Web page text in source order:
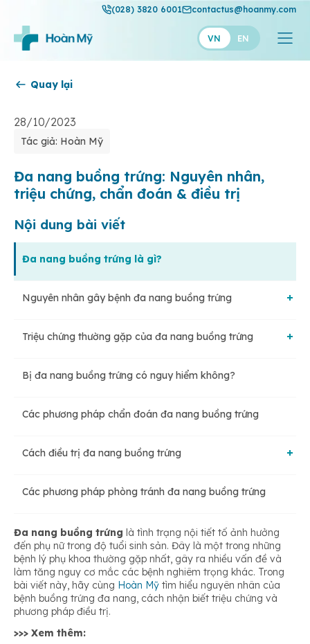
(028) 3820 6001 contactus@hoanmy.com
VN EN
Thuận Mỹ
Quay lại
28/10/2023
Tác giả: Hoàn Mỹ
Đa nang buồng trứng: Nguyên nhân,
triệu chứng, chẩn đoán & điều trị
Nội dung bài viết
Đa nang buồng trứng là gì?
Nguyên nhân gây bệnh đa nang buồng trứng
Do di truyền
Triệu chứng thường gặp của đa nang buồng trứng
Chu kỳ kinh nguyệt không đều
Nhức đầu
Có cảm giác đau, khó chịu ở vùng vùng bụng, vùng chậu
Bị đa nang buồng trứng có nguy hiểm không?
Các phương pháp chẩn đoán đa nang buồng trứng
Cách điều trị đa nang buồng trứng
Giảm cân và ăn kiêng
Thường xuyên tập thể dục
Sử dụng thuốc
Nội soi buồng trứng
Các phương pháp phòng tránh đa nang buồng trứng
Đa nang buồng trứng là tình trạng nội tiết tố ảnh hưởng
đến phụ nữ trong độ tuổi sinh sản. Đây là một trong những
bệnh lý phụ khoa thường gặp nhất, gây ra nhiều vấn đề và
làm tăng nguy cơ mắc các bệnh nghiêm trọng khác. Trong
bài viết này, hãy cùng Hoàn Mỹ tìm hiểu nguyên nhân của
bệnh buồng trứng đa nang, cách nhận biết triệu chứng và
phương pháp điều trị.
>>> Xem thêm: